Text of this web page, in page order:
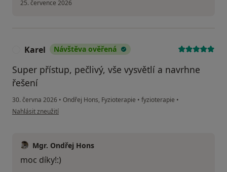
25. července 2026
Karel Návštěva ověřená
Super přístup, pečlivý, vše vysvětlí a navrhne
řešení
30. června 2026 • Ondřej Hons, Fyzioterapie • fyzioterapie •
podle názoru uživatele Karel
Nahlásit zneužití
Mgr. Ondřej Hons
moc díky!:)